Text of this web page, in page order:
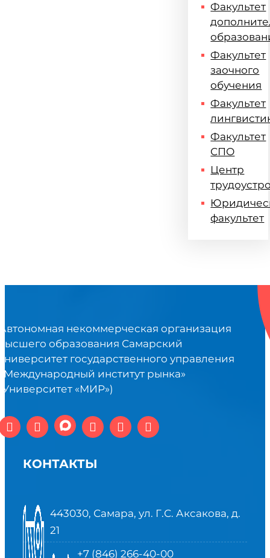
Факультет
Факультет
заочного
обучения
Факультет
Факультет
СПО
Центр
факультет
некоммерческая организация
образования Самарский
государственного управления
институт рынка»
«МИР»)
КОНТАКТЫ
443030, Самара, ул. Г.С. Аксакова, д.
21
+7 (846) 266-40-00